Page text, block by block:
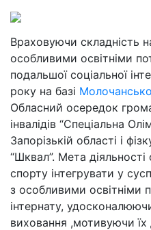
Враховуючи складність
особливими освітніми
подальшої соціальної
року на базі
Обласний осередок
інвалідів “Спеціальна
Запорізькій області і
“Шквал”. Мета діяльності
спорту інтегрувати у
з особливими освітніми
інтернату,
виховання ,мотивуючи